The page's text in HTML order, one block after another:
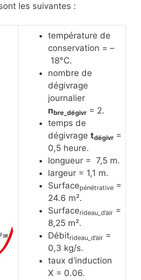
les suivantes :
température de
conservation = –
18°C.
nombre de
dégivrage
journalier
nbre_dégivr = 2.
temps de
dégivrage tdégivr =
0,5 heure.
longueur = 7,5 m.
largeur = 1,1 m.
Surfacepénétrative =
24.6 m².
Surfacerideau_d’air =
8,25 m².
Débitrideau_d’air =
0,3 kg/s.
taux d’induction
X = 0.06.